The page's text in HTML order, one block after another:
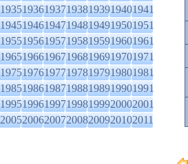
1935193619371938193919401941
1945194619471948194919501951
1955195619571958195919601961
1965196619671968196919701971
1975197619771978197919801981
1985198619871988198919901991
1995199619971998199920002001
2005200620072008200920102011